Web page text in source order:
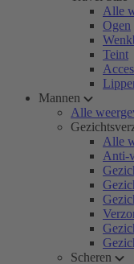
Alle
Ogen
Teint
Mannen
Alle
Alle
Anti-
Scheren